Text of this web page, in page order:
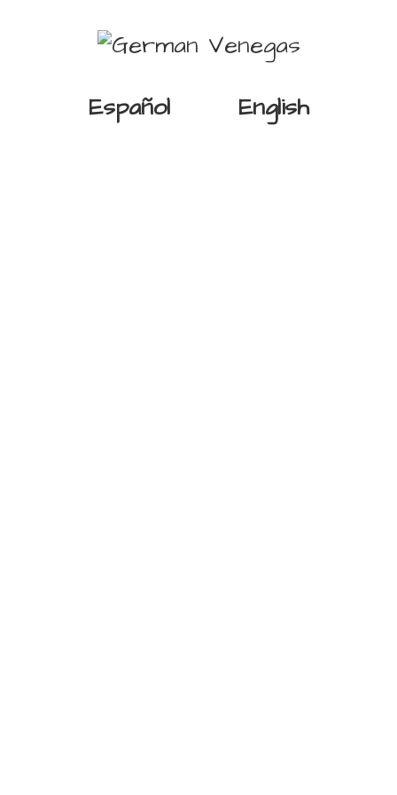
Español English